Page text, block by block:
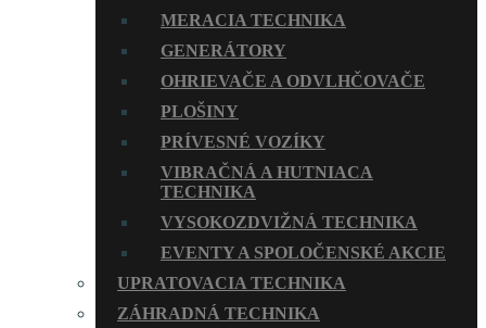
MERACIA TECHNIKA
GENERÁTORY
OHRIEVAČE A ODVLHČOVAČE
PLOŠINY
PRÍVESNÉ VOZÍKY
VIBRAČNÁ A HUTNIACA
TECHNIKA
VYSOKOZDVIŽNÁ TECHNIKA
EVENTY A SPOLOČENSKÉ AKCIE
UPRATOVACIA TECHNIKA
ZÁHRADNÁ TECHNIKA